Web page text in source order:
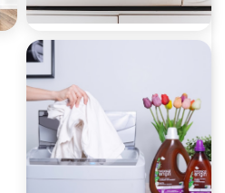
غسالات أطباق تي سي
إل